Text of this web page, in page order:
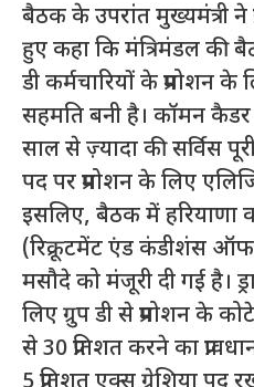
बैठक के उपरांत मुख्यमंत्री ने
हुए कहा कि मंत्रिमंडल की
डी कर्मचारियों के प्रमोशन
सहमति बनी है। कॉमन कैडर
साल से ज़्यादा की सर्विस
पद पर प्रमोशन के लिए
इसलिए, बैठक में हरियाणा
(रिक्रूटमेंट एंड कंडीशंस
मसौदे को मंजूरी दी गई है।
लिए ग्रुप डी से प्रमोशन के
से 30 प्रतिशत करने का